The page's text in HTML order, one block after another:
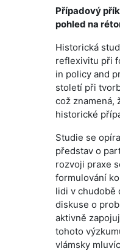
Případový
pohled na
Historická
reflexivitu při
in policy and
století při
což znamená,
historické
Studie se
představ o
rozvoji praxe
formulování
lidi v chudobě
diskuse o
aktivně
tohoto
vlámsky